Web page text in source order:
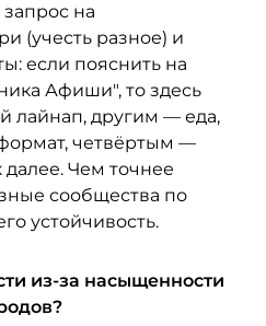
на
(учесть разное) и
если пояснить на
Афиши", то здесь
лайнап, другим — еда,
четвёртым —
далее. Чем точнее
сообщества по
устойчивость.
из-за насыщенности